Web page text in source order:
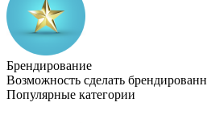
Брендирование
Возможность сделать
Популярные категории